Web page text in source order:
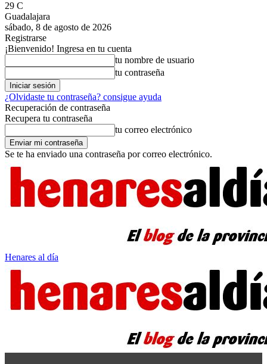
29 C
Guadalajara
sábado, 8 de agosto de 2026
Registrarse
¡Bienvenido! Ingresa en tu cuenta
tu nombre de usuario
tu contraseña
¿Olvidaste tu contraseña? consigue ayuda
Recuperación de contraseña
Recupera tu contraseña
tu correo electrónico
Se te ha enviado una contraseña por correo electrónico.
Henares al día